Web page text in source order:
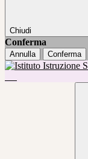
Chiudi
Conferma
Annulla Conferma